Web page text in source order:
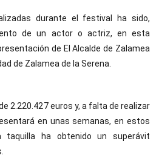
durante el festival ha sido,
de un actor o actriz, en esta
de El Alcalde de Zalamea
de Zalamea de la Serena.
2.220.427 euros y, a falta de realizar
en unas semanas, en estos
ha obtenido un superávit